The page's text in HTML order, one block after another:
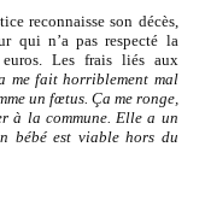
reconnaisse son décès,
qui n’a pas respecté la
Les frais liés aux
me fait horriblement mal
un fœtus. Ça me ronge,
à la commune. Elle a un
bébé est viable hors du